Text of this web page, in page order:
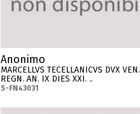
Anonimo
MARCELLVS TECELLANICVS DVX VEN.
REGN. AN. IX DIES XXI. ..
S-FN43031